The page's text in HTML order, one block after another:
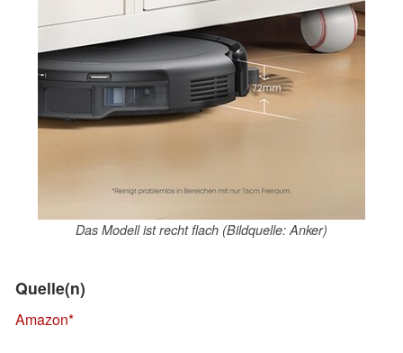
Das Modell ist recht flach (Bildquelle: Anker)
Quelle(n)
Amazon